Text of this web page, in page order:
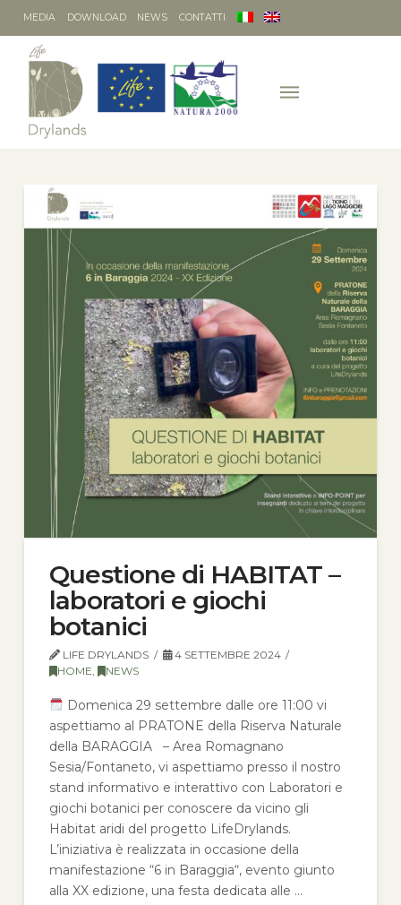
MEDIA DOWNLOAD NEWS CONTATTI
Questione di HABITAT –
laboratori e giochi
botanici
LIFE DRYLANDS
4 SETTEMBRE 2024
HOME, NEWS
Domenica 29 settembre dalle ore 11:00 vi
aspettiamo al PRATONE della Riserva Naturale
della BARAGGIA – Area Romagnano
Sesia/Fontaneto, vi aspettiamo presso il nostro
stand informativo e interattivo con Laboratori e
giochi botanici per conoscere da vicino gli
Habitat aridi del progetto LifeDrylands.
L’iniziativa è realizzata in occasione della
manifestazione “6 in Baraggia“, evento giunto
alla XX edizione, una festa dedicata alle …